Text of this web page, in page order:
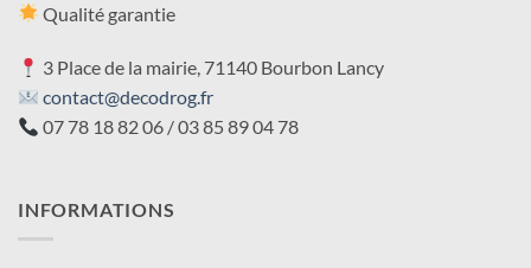
Qualité garantie
3 Place de la mairie, 71140 Bourbon Lancy
contact@decodrog.fr
07 78 18 82 06 / 03 85 89 04 78
INFORMATIONS